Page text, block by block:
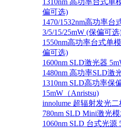
1310nm 高功率台式单
偏可选)
1470/1532nm高功率台
3/5/15/25mW (保偏可选
1550nm高功率台式单
偏可选)
1600nm SLD激光器
1480nm 高功率SLD激
1310nm SLD高功率保
15mW（Anristsu)
innolume 超辐射发光
780nm SLD Mini激光
1060nm SLD 台式光源